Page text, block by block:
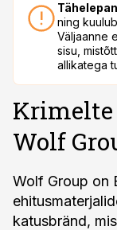
ning
Väljaanne
sisu,
allikatega
Wolf
Wolf Group on
katusbränd,